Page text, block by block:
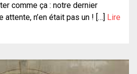
comme ça : notre dernier
n’en était pas un ! […] Lire